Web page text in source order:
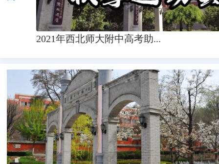
2021年西北师大附中高考助...